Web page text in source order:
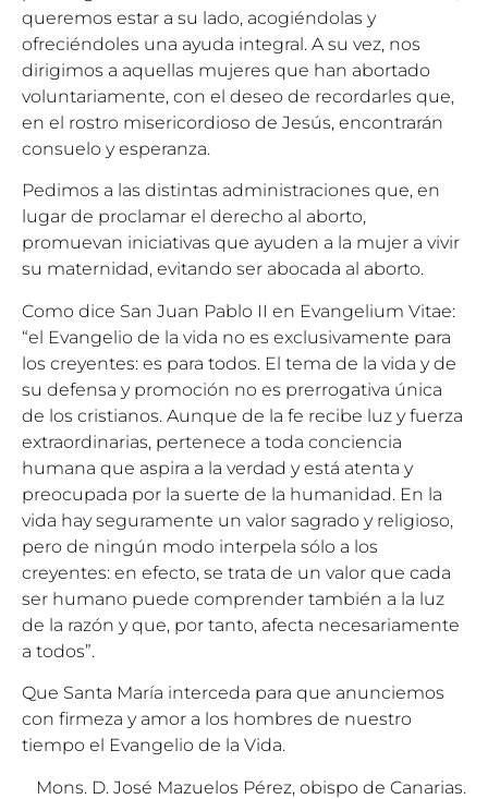
queremos estar a su lado, acogiéndolas y
ofreciéndoles una ayuda integral. A su vez, nos
dirigimos a aquellas mujeres que han abortado
voluntariamente, con el deseo de recordarles que,
en el rostro misericordioso de Jesús, encontrarán
consuelo y esperanza.
Pedimos a las distintas administraciones que, en
lugar de proclamar el derecho al aborto,
promuevan iniciativas que ayuden a la mujer a vivir
su maternidad, evitando ser abocada al aborto.
Como dice San Juan Pablo II en Evangelium Vitae:
“el Evangelio de la vida no es exclusivamente para
los creyentes: es para todos. El tema de la vida y de
su defensa y promoción no es prerrogativa única
de los cristianos. Aunque de la fe recibe luz y fuerza
extraordinarias, pertenece a toda conciencia
humana que aspira a la verdad y está atenta y
preocupada por la suerte de la humanidad. En la
vida hay seguramente un valor sagrado y religioso,
pero de ningún modo interpela sólo a los
creyentes: en efecto, se trata de un valor que cada
ser humano puede comprender también a la luz
de la razón y que, por tanto, afecta necesariamente
a todos”.
Que Santa María interceda para que anunciemos
con firmeza y amor a los hombres de nuestro
tiempo el Evangelio de la Vida.
Mons. D. José Mazuelos Pérez, obispo de Canarias.